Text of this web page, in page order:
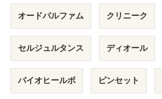
オードパルファム クリニーク
セルジュルタンス ディオール
バイオヒールボ ピンセット